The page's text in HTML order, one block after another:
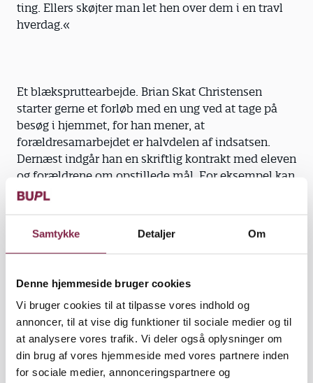
Samtykke Detaljer Om
Denne hjemmeside bruger cookies
Vi bruger cookies til at tilpasse vores indhold og
annoncer, til at vise dig funktioner til sociale medier og til
at analysere vores trafik. Vi deler også oplysninger om
din brug af vores hjemmeside med vores partnere inden
for sociale medier, annonceringspartnere og
ting. Ellers skøjter man let hen over dem i en travl
hverdag.«
Et blækspruttearbejde. Brian Skat Christensen
starter gerne et forløb med en ung ved at tage på
besøg i hjemmet, for han mener, at
forældresamarbejdet er halvdelen af indsatsen.
Dernæst indgår han en skriftlig kontrakt med eleven
og forældrene om opstillede mål. For eksempel kan
de aftale, at sygemeldinger sker til Brian. For andre
»Det kan lyde højt, men målet skal være opnåeligt,
Hver enkelt elev skal mødes individuelt, for de har
vidt forskellige problemer. Brian Skat Christesen
oplever virkelig, at han kan gøre en forskel ved at
lytte og skabe en relation til de unge, så de får en
voksen at snakke med om det, de finder svært i
dagligdagen.